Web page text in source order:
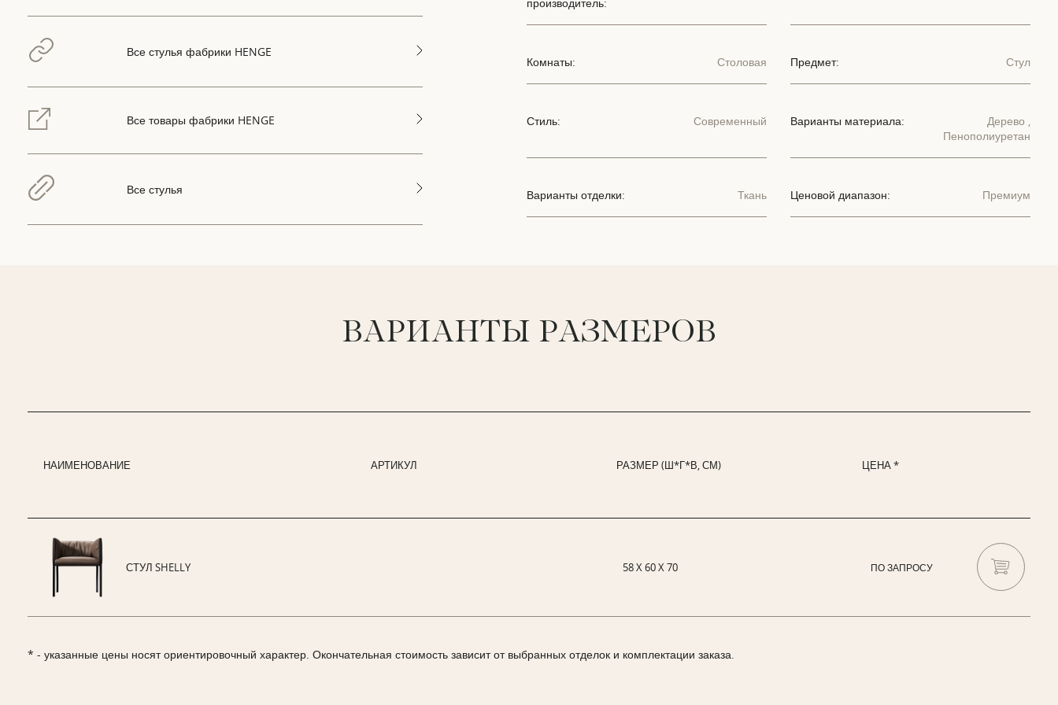
Все стулья фабрики HENGE
Все товары фабрики HENGE
Все стулья
Комнаты: Столовая Предмет: Стул
Стиль: Современный Варианты материала: Дерево ,
Пенополиуретан
Варианты отделки: Ткань Ценовой диапазон: Премиум
ВАРИАНТЫ РАЗМЕРОВ
НАИМЕНОВАНИЕ АРТИКУЛ РАЗМЕР (Ш*Г*В, СМ) ЦЕНА *
СТУЛ SHELLY 58 X 60 X 70 ПО ЗАПРОСУ
* - указанные цены носят ориентировочный характер. Окончательная стоимость зависит от выбранных отделок и комплектации заказа.